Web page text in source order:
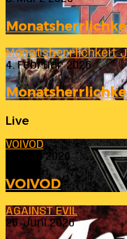
Monatsherrlichkeit
4. Februar 2026
Live
VOIVOD
23. Juli 2026
VOIVOD
AGAINST EVIL
26. Juni 2026